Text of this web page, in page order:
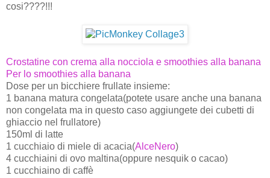
cosi????!!!
Crostatine con crema alla nocciola e smoothies alla banana
Per lo smoothies alla banana
Dose per un bicchiere frullate insieme:
1 banana matura congelata(potete usare anche una banana
non congelata ma in questo caso aggiungete dei cubetti di
ghiaccio nel frullatore)
150ml di latte
1 cucchiaio di miele di acacia(AlceNero)
4 cucchiaini di ovo maltina(oppure nesquik o cacao)
1 cucchiaino di caffè